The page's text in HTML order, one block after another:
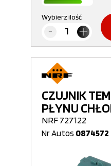
Wybierz ilość
CZUJNIK
PŁYNU
NRF 727122
Nr Autos 0874572